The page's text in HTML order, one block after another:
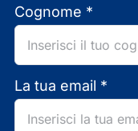
Cognome *
La tua email *